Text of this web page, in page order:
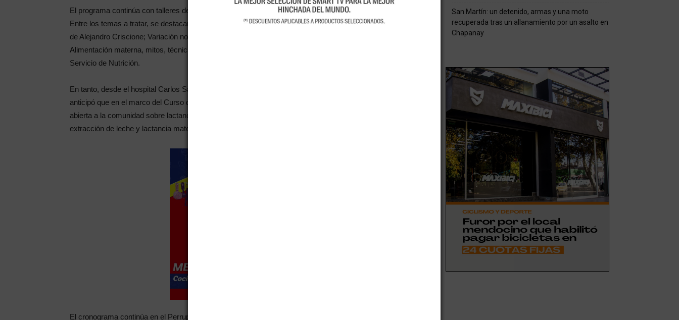
El programa continúa con talleres destinados a las mamás que asisten al consultorio de seguimiento.
Entre los temas a tratar, se destacan Lavado de manos y preparación para la lactancia materna, a cargo
de Alejandro Criscione; Variación normal de peso y lactancia materna, dictado por Sergio Correa, y
Alimentación materna, mitos, técnicas de conservación y almacenamiento de leche humana, por parte del
Servicio de Nutrición.
En tanto, desde el hospital Carlos Saporitti de Rivadavia, la licenciada en obstetricia Fernanda Novello,
anticipó que en el marco del Curso de Preparación Integral para la Maternidad, se realizará una charla
abierta a la comunidad sobre lactancia materna, ventajas, técnicas de amamantamiento, técnicas de
extracción de leche y lactancia materna versus alimentación artificial.
El cronograma continúa en el Perrupato, mañana a partir de las 9.30, con talleres a cargo de profesionales
San Martín: un detenido, armas y una moto
recuperada tras un allanamiento por un asalto en
Chapanay